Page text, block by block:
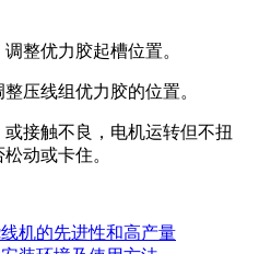
优力胶起槽位置。
线组优力胶的位置。
接触不良，电机运转但不扭
动或卡住。
机的先进性和高产量